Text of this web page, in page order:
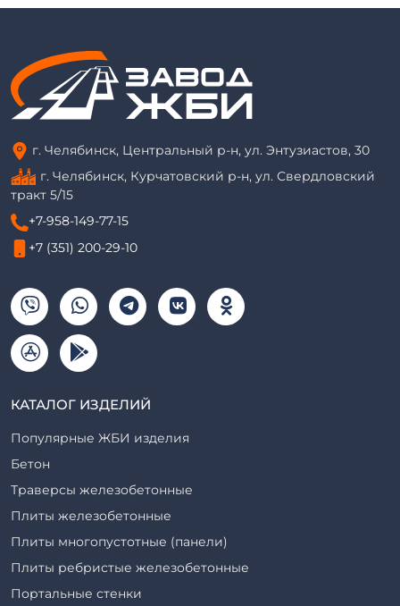
г. Челябинск, Центральный р-н, ул. Энтузиастов, 30
г. Челябинск, Курчатовский р-н, ул. Свердловский
тракт 5/15
+7-958-149-77-15
+7 (351) 200-29-10
КАТАЛОГ ИЗДЕЛИЙ
Популярные ЖБИ изделия
Бетон
Траверсы железобетонные
Плиты железобетонные
Плиты многопустотные (панели)
Плиты ребристые железобетонные
Портальные стенки